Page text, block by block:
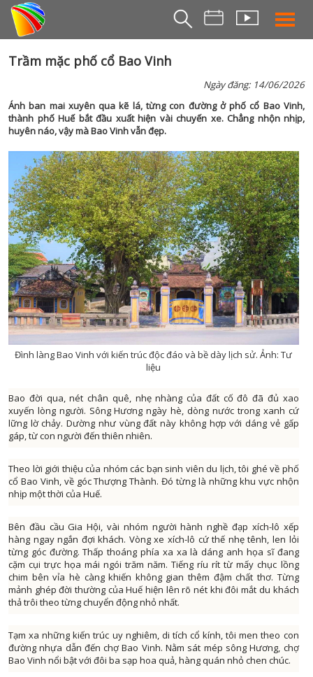
BẢN TIN
THỜI SỰ
THỜI SỰ
BẢN TIN MIỀN
BẢN TIN
CHUYÊN
360 DU LỊCH ĐÀ
AN SINH XÃ
AN NINH ĐÀ
BIỂN ĐẢO QUÊ
CHUYỂN ĐỔI
CHUYÊN MỤC PHÁT TRIỂN NÔNG
CÀ PHÊ
CHUYỂN ĐỘNG
CHUYÊN MỤC NỘI
CHUYÊN MỤC TRI
ĐÔ THỊ
ĐẠI ĐOÀN
GƯƠNG SÁNG BẢN
GIÁO DỤC VÀ HƯỚNG
HỘI ĐỒNG NHÂN DÂN VỚI CỬ
CÂU CHUYỆN ÂM
ĐỌC SÁCH CÙNG
Trầm mặc phố cổ Bao Vinh
Ngày đăng: 14/06/2026
Ánh ban mai xuyên qua kẽ lá, từng con đường ở phố cổ Bao Vinh,
thành phố Huế bắt đầu xuất hiện vài chuyến xe. Chẳng nhộn nhịp,
huyên náo, vậy mà Bao Vinh vẫn đẹp.
Đình làng Bao Vinh với kiến trúc độc đáo và bề dày lịch sử. Ảnh: Tư
liệu
Bao đời qua, nét chân quê, nhẹ nhàng của đất cố đô đã đủ xao
xuyến lòng người. Sông Hương ngày hè, dòng nước trong xanh cứ
lững lờ chảy. Dường như vùng đất này không hợp với dáng vẻ gấp
gáp, từ con người đến thiên nhiên.
Theo lời giới thiệu của nhóm các bạn sinh viên du lịch, tôi ghé về phố
cổ Bao Vinh, về góc Thượng Thành. Đó từng là những khu vực nhộn
nhịp một thời của Huế.
Bên đầu cầu Gia Hội, vài nhóm người hành nghề đạp xích-lô xếp
hàng ngay ngắn đợi khách. Vòng xe xích-lô cứ thế nhẹ tênh, len lỏi
từng góc đường. Thấp thoáng phía xa xa là dáng anh họa sĩ đang
cặm cụi trực họa mái ngói trăm năm. Tiếng ríu rít từ mấy chục lồng
chim bên vỉa hè càng khiến không gian thêm đậm chất thơ. Từng
mảnh ghép đời thường của Huế hiện lên rõ nét khi đôi mắt du khách
thả trôi theo từng chuyển động nhỏ nhất.
Tạm xa những kiến trúc uy nghiêm, di tích cổ kính, tôi men theo con
đường nhựa dẫn đến chợ Bao Vinh. Nằm sát mép sông Hương, chợ
Bao Vinh nổi bật với đôi ba sạp hoa quả, hàng quán nhỏ chen chúc.